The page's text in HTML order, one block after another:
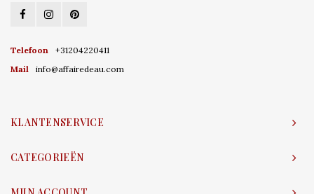
Telefoon
+31204220411
Mail
info@affairedeau.com
KLANTENSERVICE
CATEGORIEËN